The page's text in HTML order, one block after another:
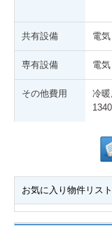
共有設備 電気
専有設備 電
その他費用
冷
お気に入り物件リスト